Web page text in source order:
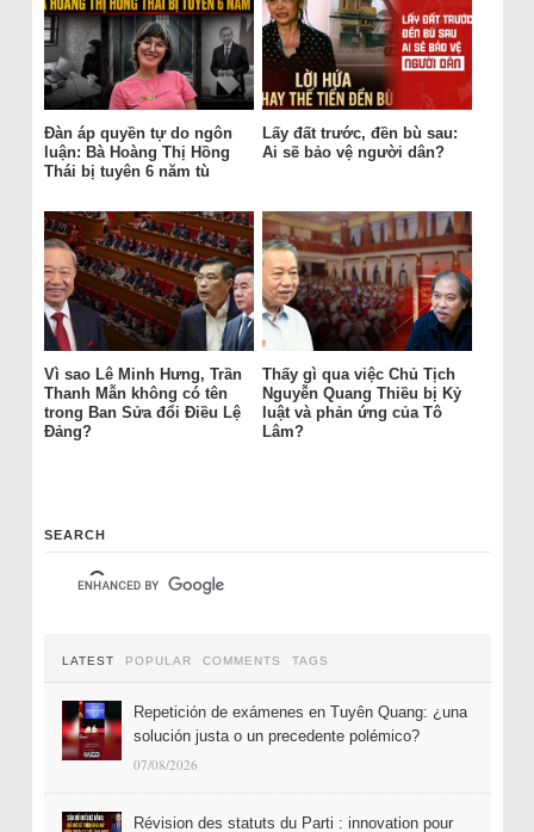
Đàn áp quyền tự do ngôn
luận: Bà Hoàng Thị Hồng
Thái bị tuyên 6 năm tù
Lấy đất trước, đền bù sau:
Ai sẽ bảo vệ người dân?
Vì sao Lê Minh Hưng, Trần
Thanh Mẫn không có tên
trong Ban Sửa đổi Điều Lệ
Đảng?
Thấy gì qua việc Chủ Tịch
Nguyễn Quang Thiều bị Kỷ
luật và phản ứng của Tô
Lâm?
SEARCH
LATEST POPULAR COMMENTS TAGS
Repetición de exámenes en Tuyên Quang: ¿una
solución justa o un precedente polémico?
07/08/2026
Révision des statuts du Parti : innovation pour